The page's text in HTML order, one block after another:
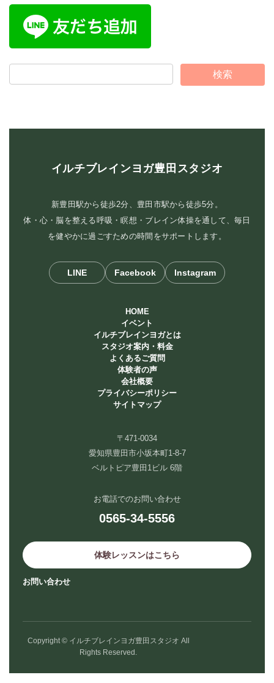
イルチブレインヨガ豊田スタジオ
新豊田駅から徒歩2分、豊田市駅から徒歩5分。
体・心・脳を整える呼吸・瞑想・ブレイン体操を通して、毎日
を健やかに過ごすための時間をサポートします。
LINE Facebook Instagram
HOME
イベント
イルチブレインヨガとは
スタジオ案内・料金
よくあるご質問
体験者の声
会社概要
プライバシーポリシー
サイトマップ
〒471-0034
愛知県豊田市小坂本町1-8-7
ベルトピア豊田1ビル 6階
お電話でのお問い合わせ
0565-34-5556
体験レッスンはこちら
お問い合わせ
Copyright © イルチブレインヨガ豊田スタジオ All
Rights Reserved.